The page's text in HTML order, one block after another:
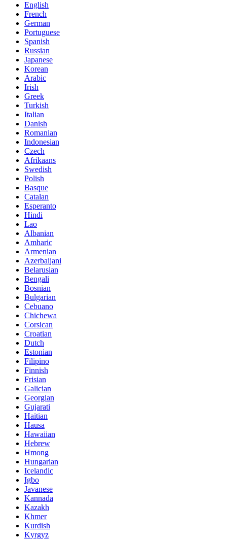
English
French
German
Portuguese
Spanish
Russian
Japanese
Korean
Arabic
Irish
Greek
Turkish
Italian
Danish
Romanian
Indonesian
Czech
Afrikaans
Swedish
Polish
Basque
Catalan
Esperanto
Hindi
Lao
Albanian
Amharic
Armenian
Azerbaijani
Belarusian
Bengali
Bosnian
Bulgarian
Cebuano
Chichewa
Corsican
Croatian
Dutch
Estonian
Filipino
Finnish
Frisian
Galician
Georgian
Gujarati
Haitian
Hausa
Hawaiian
Hebrew
Hmong
Hungarian
Icelandic
Igbo
Javanese
Kannada
Kazakh
Khmer
Kurdish
Kyrgyz